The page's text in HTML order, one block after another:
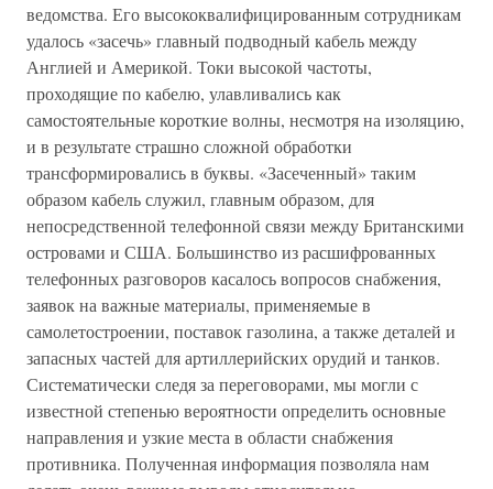
ведомства. Его высококвалифицированным сотрудникам
удалось «засечь» главный подводный кабель между
Англией и Америкой. Токи высокой частоты,
проходящие по кабелю, улавливались как
самостоятельные короткие волны, несмотря на изоляцию,
и в результате страшно сложной обработки
трансформировались в буквы. «Засеченный» таким
образом кабель служил, главным образом, для
непосредственной телефонной связи между Британскими
островами и США. Большинство из расшифрованных
телефонных разговоров касалось вопросов снабжения,
заявок на важные материалы, применяемые в
самолетостроении, поставок газолина, а также деталей и
запасных частей для артиллерийских орудий и танков.
Систематически следя за переговорами, мы могли с
известной степенью вероятности определить основные
направления и узкие места в области снабжения
противника. Полученная информация позволяла нам